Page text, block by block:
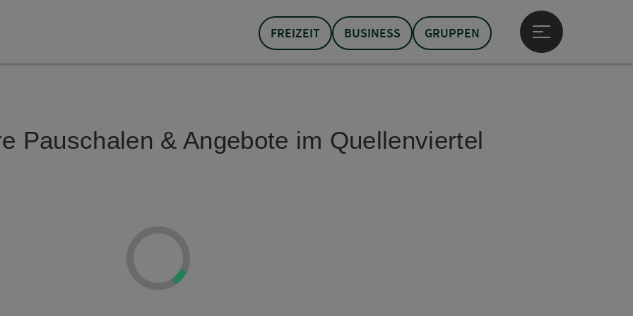
FREIZEIT BUSINESS GRUPPEN
Hauptmenü öffnen
Pauschalen & Angebote im Quellenviertel